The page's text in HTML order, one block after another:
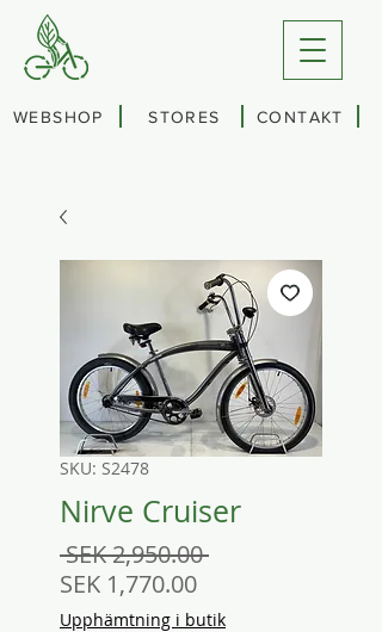
WEBSHOP STORES CONTAKT
SKU: S2478
Nirve Cruiser
SEK 2,950.00 Regular
SEK 1,770.00Sale
Price
Upphämtning i butik